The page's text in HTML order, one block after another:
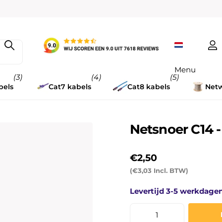
Menu
(3)
Cat7 kabels
(4)
Cat8 kabels
(5)
Netsnoer C14
(€3,03 Incl. BTW)
€2,50
Levertijd 3-5